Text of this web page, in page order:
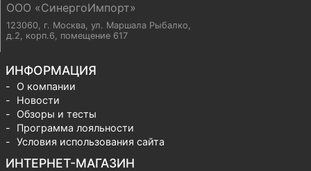
ООО «СинергоИмпорт»
123060, г. Москва, ул. Маршала Рыбалко,
д.2, корп.6, помещение 617
ИНФОРМАЦИЯ
О компании
Новости
Обзоры и тесты
Программа лояльности
Условия использования сайта
ИНТЕРНЕТ-МАГАЗИН